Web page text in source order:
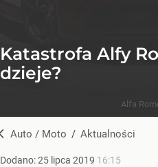
Katastrofa Alfy
dzieje?
Alfa
Auto / Moto / Aktualności
Dodano:25 lipca 2019 16:15